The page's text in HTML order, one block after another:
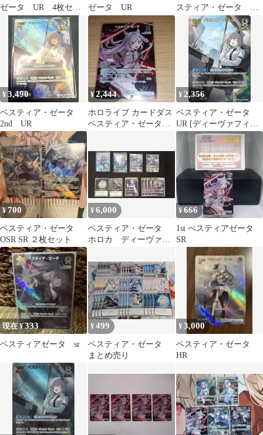
ゼータ UR 4枚セッ
ゼータ UR
スティア・ゼータ UR
2nd ②
¥3,490
ベスティア・ゼータ
2nd UR
¥2,444
ホロライブ カードダス
ベスティア・ゼータ
¥ 2,356
ベスティア・ゼータ
UR [ディーヴァフィー
バー] hBP07-021 傷有り
ホロライブカードゲー
ム ホロカ
¥700
ベスティア・ゼータ
OSR SR ２枚セット
¥6,000
ベスティア・ゼータ
ホロカ ディーヴァフ
¥666
1st べスティアゼータ
SR
現在 ¥333
ベスティアゼータ sr
¥499
ベスティア・ゼータ
まとめ売り
¥3,000
ベスティア・ゼータ
HR